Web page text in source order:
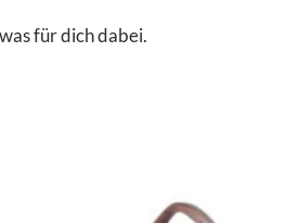
für dich dabei.